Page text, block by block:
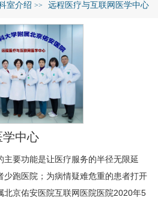
室介绍 >> 远程医疗与互联网医学中心
学中心
主要功能是让医疗服务的半径无限延
少跑医院；为病情疑难危重的患者打开
北京佑安医院互联网医院医院2020年5